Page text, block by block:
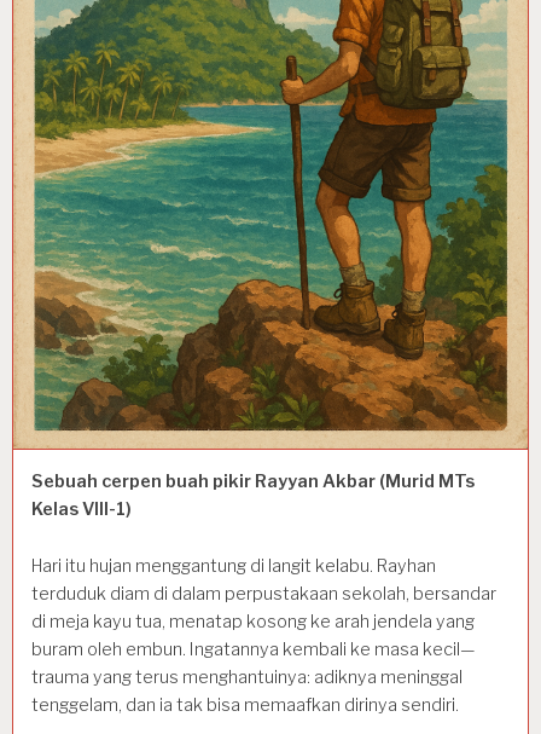
Sebuah cerpen buah pikir Rayyan Akbar (Murid MTs
Kelas VIII-1)
Hari itu hujan menggantung di langit kelabu. Rayhan
terduduk diam di dalam perpustakaan sekolah, bersandar
di meja kayu tua, menatap kosong ke arah jendela yang
buram oleh embun. Ingatannya kembali ke masa kecil—
trauma yang terus menghantuinya: adiknya meninggal
tenggelam, dan ia tak bisa memaafkan dirinya sendiri.